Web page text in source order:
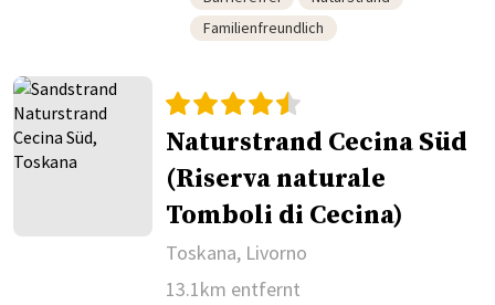
Familienfreundlich
Naturstrand Cecina Süd
(Riserva naturale
Tomboli di Cecina)
Toskana, Livorno
13.1km entfernt